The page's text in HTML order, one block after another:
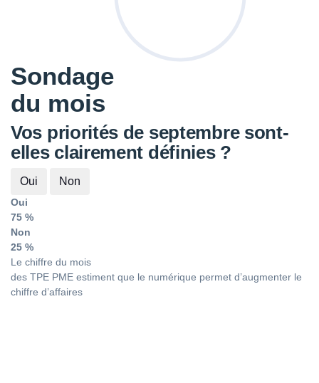
Sondage
du mois
Vos priorités de septembre sont-
elles clairement définies ?
Oui Non
Oui
75 %
Non
25 %
Le chiffre du mois
des TPE PME estiment que le numérique permet d’augmenter le
chiffre d’affaires